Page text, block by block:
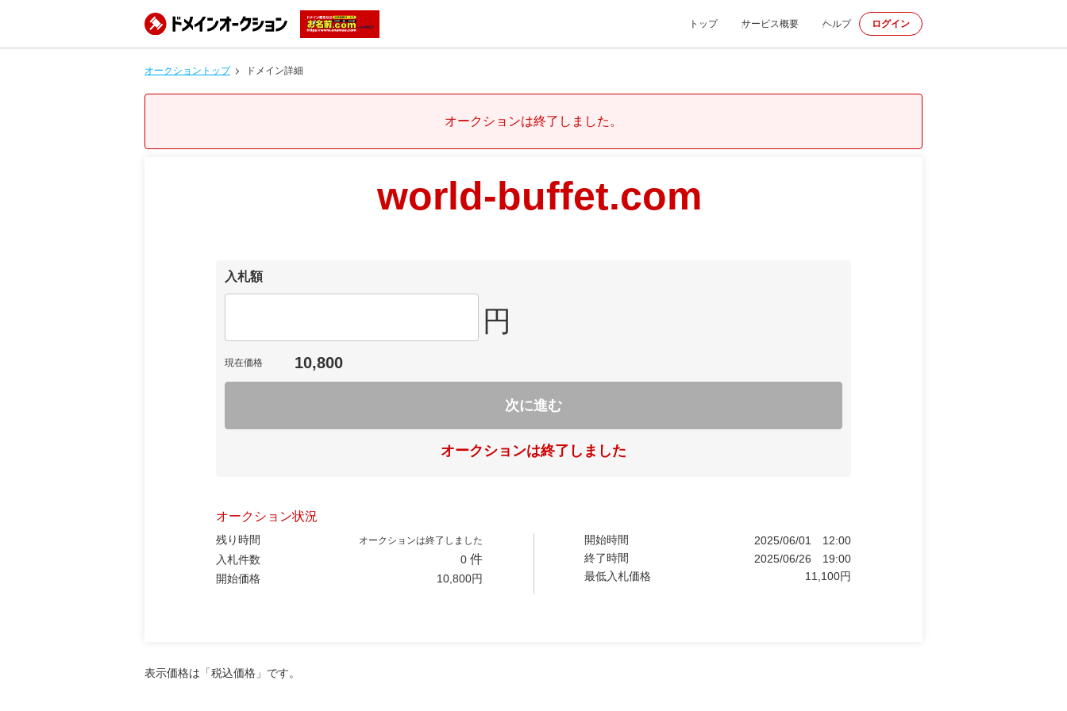
トップ サービス概要 ヘルプ ログイン
オークショントップ ドメイン詳細
オークションは終了しました。
world-buffet.com
入札額
円
現在価格 10,800
次に進む
オークションは終了しました
オークション状況
残り時間 オークションは終了しました
入札件数 0 件
開始価格 10,800円
開始時間 2025/06/01
12:00
終了時間
2025/06/26
19:00
最低入札価格
11,100円
表示価格は「税込価格」です。